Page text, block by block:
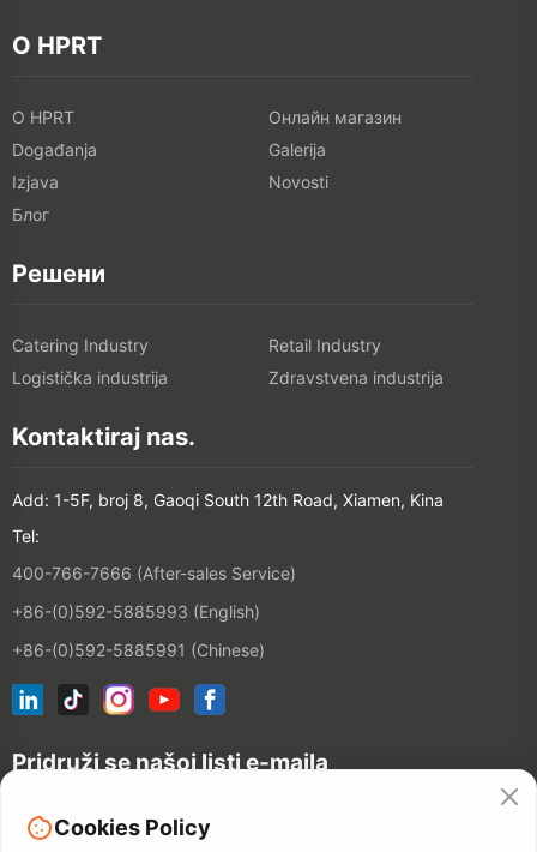
O HPRT
O HPRT
Онлайн магазин
Događanja
Galerija
Izjava
Novosti
Блог
Решени
Catering Industry
Retail Industry
Logistička industrija
Zdravstvena industrija
Kontaktiraj nas.
Add: 1-5F, broj 8, Gaoqi South 12th Road, Xiamen, Kina
Tel:
400-766-7666 (After-sales Service)
+86-(0)592-5885993 (English)
+86-(0)592-5885991 (Chinese)
Pridruži se našoj listi e-maila
Cookies Policy